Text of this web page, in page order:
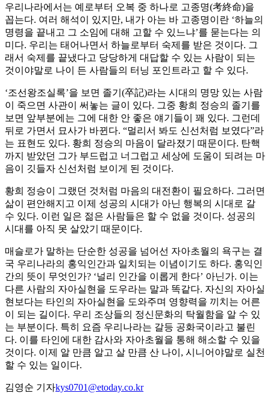
우리나라에서는 예로부터 오복 중 하나로 고종명(考終命)을
꼽는다. 여러 해석이 있지만, 내가 아는 바 고종명이란 ‘하늘의
명령을 끝내고 그 소임에 대해 고할 수 있느냐’를 묻는다는 의
미다. 우리는 태어나면서 하늘로부터 숙제를 받은 것이다. 그
래서 숙제를 끝냈다고 당당하게 대답할 수 있는 사람이 되는
것이야말로 나이 든 사람들의 터닝 포인트라고 할 수 있다.
‘조선왕조실록’을 보면 졸기(卒記)라는 시대의 명망 있는 사람
이 죽으면 사관이 써놓는 글이 있다. 그중 황희 정승의 졸기를
보면 앞부분에는 그에 대한 안 좋은 얘기들이 꽤 있다. 그런데
뒤로 가면서 묘사가 바뀐다. “멀리서 봐도 신선처럼 보였다”라
는 표현도 있다. 황희 정승의 마음이 달라졌기 때문이다. 탄핵
까지 받았던 그가 부드럽고 너그럽고 세상에 도움이 되려는 마
음이 깃들자 신선처럼 보이게 된 것이다.
황희 정승이 그랬던 것처럼 마음의 대전환이 필요하다. 그러면
삶이 편안해지고 이제 성공의 시대가 아닌 행복의 시대로 갈
수 있다. 이런 일은 젊은 사람들은 할 수 없을 것이다. 성공의
시대를 아직 못 살았기 때문이다.
매슬로가 말하는 단순한 성공을 넘어선 자아초월의 욕구는 결
국 우리나라의 홍익인간과 일치되는 이념이기도 하다. 홍익인
간의 뜻이 무엇인가? ‘널리 인간을 이롭게 한다’ 아닌가. 이는
다른 사람의 자아실현을 도우라는 말과 똑같다. 자신의 자아실
현보다는 타인의 자아실현을 도와주며 영향력을 끼치는 어른
이 되는 길이다. 우리 조상들의 정신문화의 탁월함을 알 수 있
는 부분이다. 특히 요즘 우리나라는 갈등 공화국이라고 불린
다. 이를 타인에 대한 감사와 자아초월을 통해 해소할 수 있을
것이다. 이제 알 만큼 알고 살 만큼 산 나이, 시니어야말로 실천
할 수 있는 일이다.
김영순 기자kys0701@etoday.co.kr